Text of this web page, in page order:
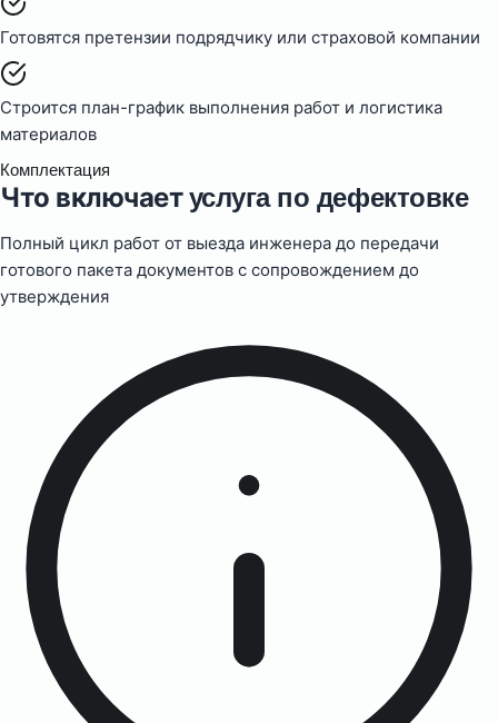
Готовятся претензии подрядчику или страховой компании
Строится план-график выполнения работ и логистика
материалов
Комплектация
Что включаетуслуга по дефектовке
Полный цикл работ от выезда инженера до передачи
готового пакета документов с сопровождением до
утверждения